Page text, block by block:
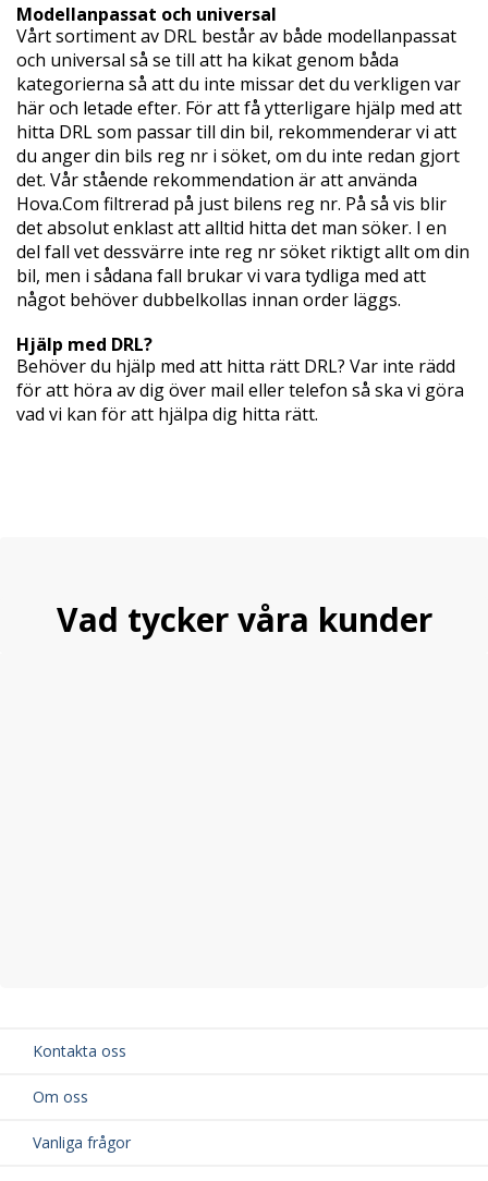
Modellanpassat och universal
Vårt sortiment av DRL består av både modellanpassat
och universal så se till att ha kikat genom båda
kategorierna så att du inte missar det du verkligen var
här och letade efter. För att få ytterligare hjälp med att
hitta DRL som passar till din bil, rekommenderar vi att
du anger din bils reg nr i söket, om du inte redan gjort
det. Vår stående rekommendation är att använda
Hova.Com filtrerad på just bilens reg nr. På så vis blir
det absolut enklast att alltid hitta det man söker. I en
del fall vet dessvärre inte reg nr söket riktigt allt om din
bil, men i sådana fall brukar vi vara tydliga med att
något behöver dubbelkollas innan order läggs.
Hjälp med DRL?
Behöver du hjälp med att hitta rätt DRL? Var inte rädd
för att höra av dig över mail eller telefon så ska vi göra
vad vi kan för att hjälpa dig hitta rätt.
Vad tycker våra kunder
Kontakta oss
Om oss
Vanliga frågor